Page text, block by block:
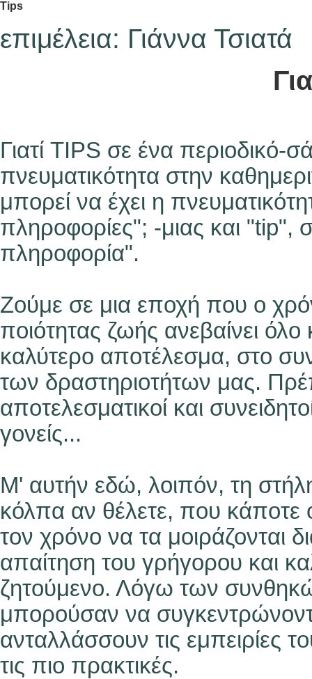
Tips
επιμέλεια: Γιάννα Τσιατά
Γιατί TIPS σε ένα περιοδικό-
πνευματικότητα στην
μπορεί να έχει η
πληροφορίες"; -μιας και "tip",
πληροφορία".
Ζούμε σε μια εποχή που ο
ποιότητας ζωής ανεβαίνει όλο
καλύτερο αποτέλεσμα, στο
των δραστηριοτήτων μας.
αποτελεσματικοί και
γονείς...
Μ' αυτήν εδώ, λοιπόν, τη
κόλπα αν θέλετε, που κάποτε
τον χρόνο να τα μοιράζονται
απαίτηση του γρήγορου και
ζητούμενο. Λόγω των
μπορούσαν να
ανταλλάσσουν τις εμπειρίες
τις πιο πρακτικές.